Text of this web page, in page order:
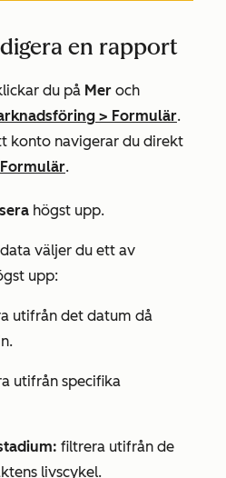
en rapport
du på Mer och
> Formulär.
konto navigerar du direkt
Formulär.
högst upp.
väljer du ett av
upp:
utifrån det datum då
utifrån specifika
filtrera utifrån de
livscykel.